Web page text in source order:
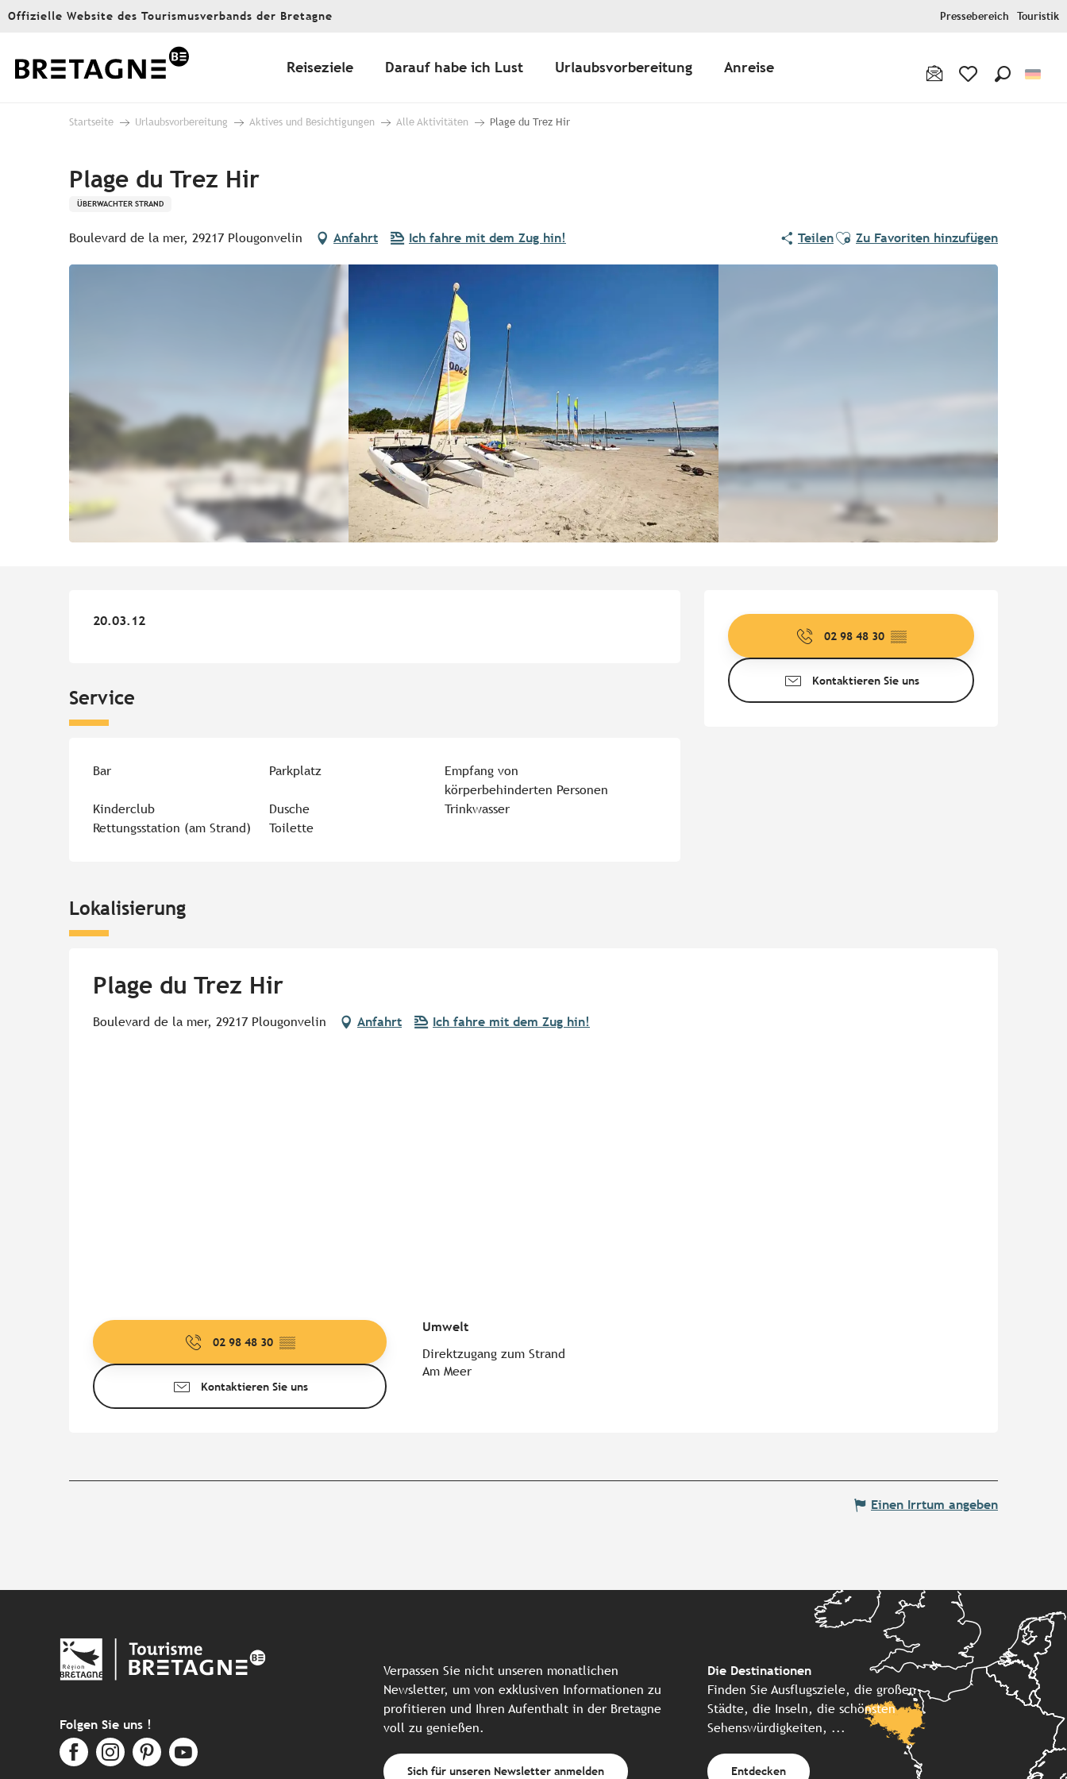
Aller
principal
Offizielle Website des Tourismusverbands der Bretagne Pressebereich Touristik
Reiseziele Darauf habe ich Lust Urlaubsvorbereitung Anreise
Startseite Urlaubsvorbereitung Aktives und Besichtigungen Alle Aktivitäten Plage du Trez Hir
Plage du Trez Hir
ÜBERWACHTER STRAND
Boulevard de la mer, 29217 Plougonvelin Anfahrt Ich fahre mit dem Zug hin! TeilenAjouter aux favoris
Zu Favoriten hinzufügen
Öffnungszeiten &
02 98 48 30 ▒▒
Kontaktieren Sie uns
20.03.12
20.03.12
Service
Bar Parkplatz
Empfang von
körperbehinderten Personen
Kinderclub
Dusche
Trinkwasser
Rettungsstation (am Strand)
Toilette
Lokalisierung
Plage du Trez Hir
Boulevard de la mer, 29217 Plougonvelin Anfahrt Ich fahre mit dem Zug hin!
02 98 48 30 ▒▒
Kontaktieren Sie uns
Umwelt
Umwelt
Direktzugang zum Strand
Am Meer
Einen Irrtum angeben
Folgen Sie uns !
Verpassen Sie nicht unseren monatlichen
Newsletter, um von exklusiven Informationen zu
profitieren und Ihren Aufenthalt in der Bretagne
voll zu genießen.
Sich für unseren Newsletter anmelden
Die Destinationen
Finden Sie Ausflugsziele, die großen
Städte, die Inseln, die schönsten
Sehenswürdigkeiten, ...
Entdecken